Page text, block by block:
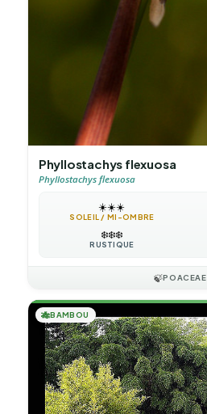
Phyllostachys flexuosa
Phyllostachys flexuosa
☀️☀️☀️
SOLEIL / MI-OMBRE
❄️❄️❄️
RUSTIQUE
🍃POACEAE
🎋BAMBOU